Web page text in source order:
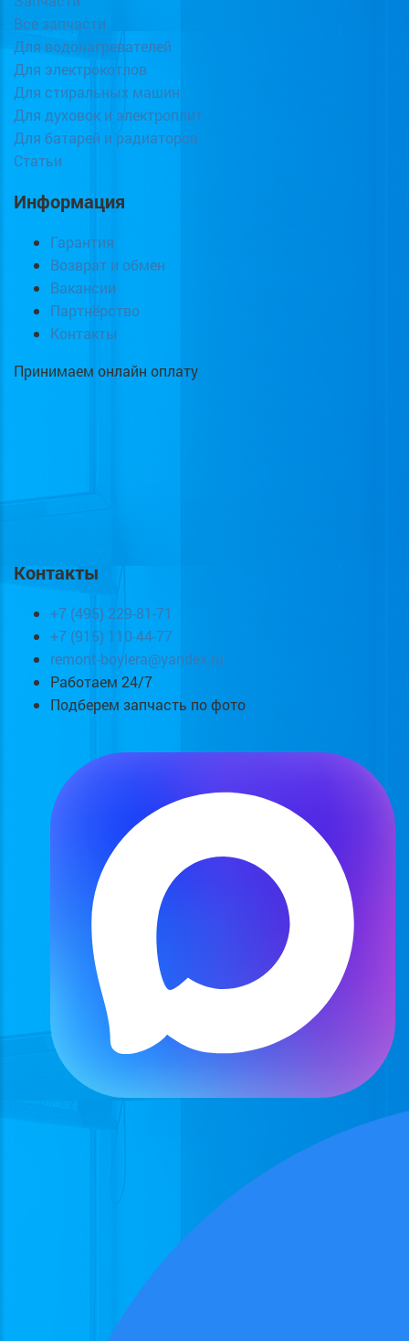
Все запчасти
Для водонагревателей
Для электрокотлов
Для стиральных машин
Для духовок и электроплит
Для батарей и радиаторов
Статьи
Информация
Гарантия
Возврат и обмен
Вакансии
Партнёрство
Контакты
Принимаем онлайн оплату
Контакты
+7 (495) 229-81-71
+7 (915) 110-44-77
remont-boylera@yandex.ru
Работаем 24/7
Подберем запчасть по фото